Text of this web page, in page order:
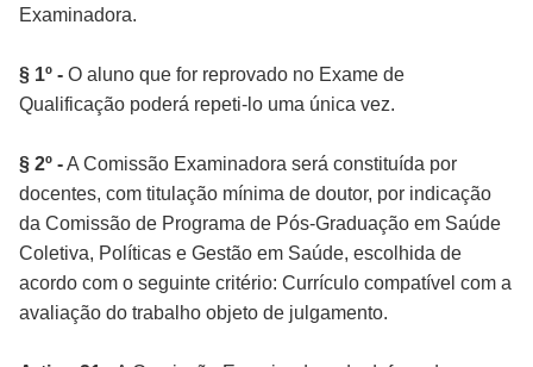
Examinadora.
§ 1º - O aluno que for reprovado no Exame de
Qualificação poderá repeti-lo uma única vez.
§ 2º -A Comissão Examinadora será constituída por
docentes, com titulação mínima de doutor, por indicação
da Comissão de Programa de Pós-Graduação em Saúde
Coletiva, Políticas e Gestão em Saúde, escolhida de
acordo com o seguinte critério: Currículo compatível com a
avaliação do trabalho objeto de julgamento.